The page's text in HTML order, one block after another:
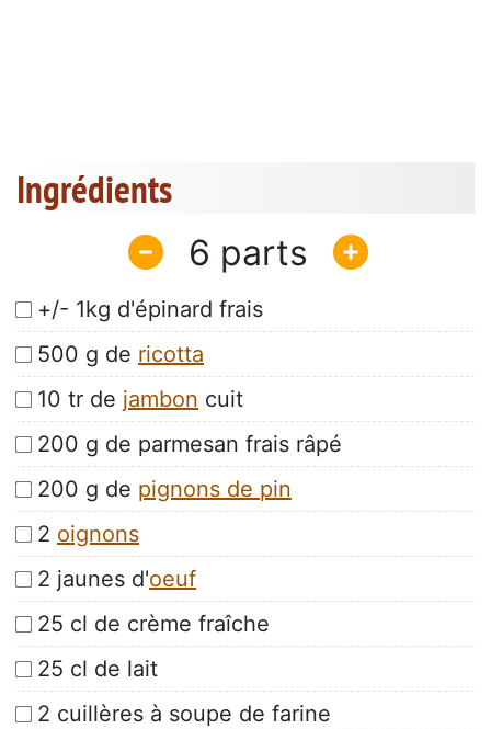
Ingrédients
6
+/- 1kg d'épinard frais
500 g de ricotta
10 tr de jambon cuit
200 g de parmesan frais râpé
200 g de pignons de pin
2 oignons
2 jaunes d'oeuf
25 cl de crème fraîche
25 cl de lait
2 cuillères à soupe de farine